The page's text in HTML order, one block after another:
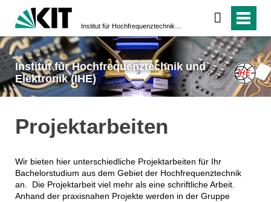
Institut für Hochfrequenztechnik und
Elektronik (IHE)
Projektarbeiten
Wir bieten hier unterschiedliche Projektarbeiten für Ihr
Bachelorstudium aus dem Gebiet der Hochfrequenztechnik
an. Die Projektarbeit viel mehr als eine schriftliche Arbeit.
Anhand der praxisnahen Projekte werden in der Gruppe